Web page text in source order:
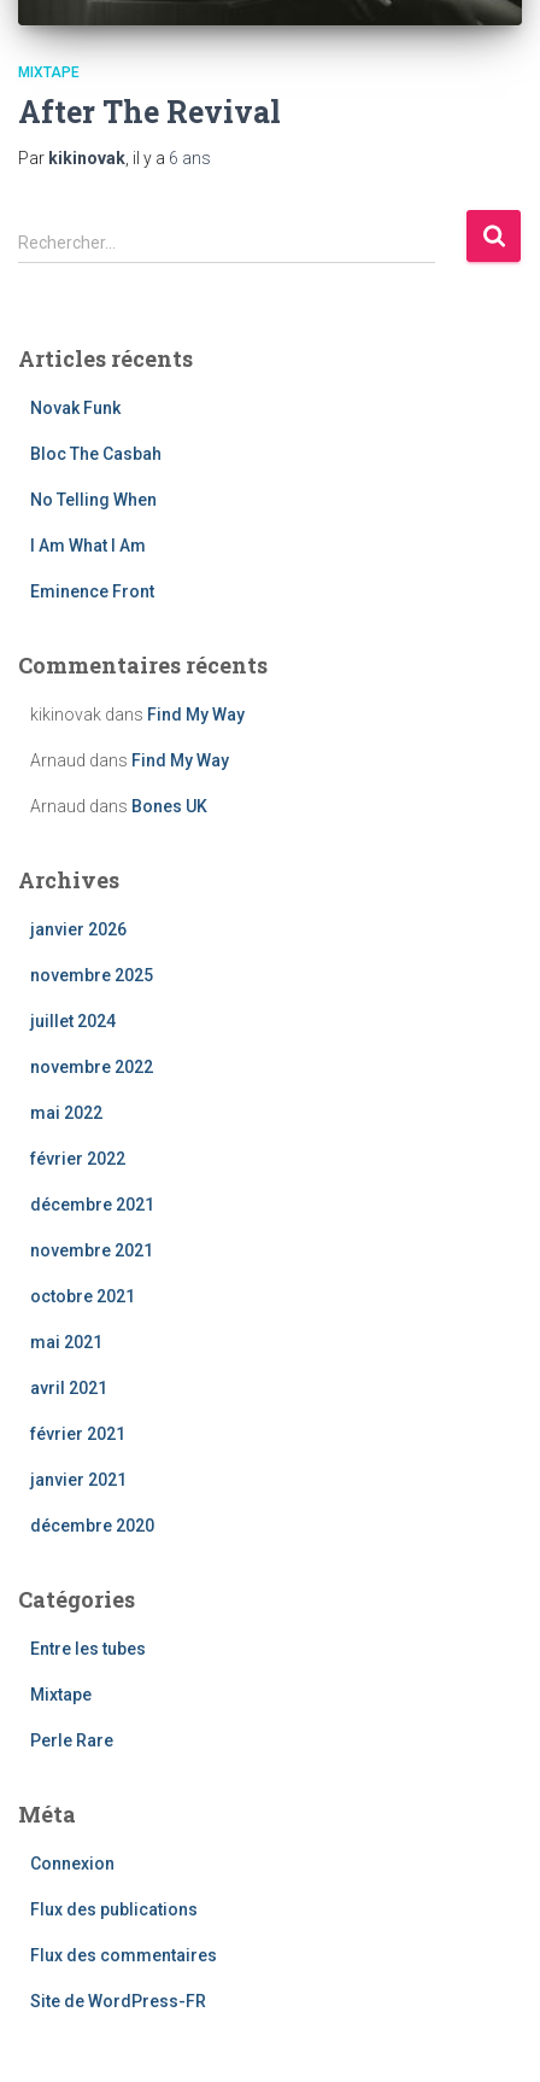
MIXTAPE
After The Revival
Par kikinovak, il y a 6 ans
R
e
r
Rechercher…
Articles récents
Novak Funk
Bloc The Casbah
No Telling When
I Am What I Am
Eminence Front
Commentaires récents
kikinovak dans Find My Way
Arnaud dans Find My Way
Arnaud dans Bones UK
Archives
janvier 2026
novembre 2025
juillet 2024
novembre 2022
mai 2022
février 2022
décembre 2021
novembre 2021
octobre 2021
mai 2021
avril 2021
février 2021
janvier 2021
décembre 2020
Catégories
Entre les tubes
Mixtape
Perle Rare
Méta
Connexion
Flux des publications
Flux des commentaires
Site de WordPress-FR